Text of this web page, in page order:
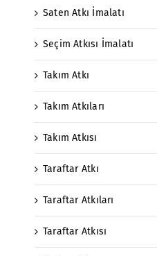
Saten Atkı İmalatı
Seçim Atkısı İmalatı
Takım Atkı
Takım Atkıları
Takım Atkısı
Taraftar Atkı
Taraftar Atkıları
Taraftar Atkısı